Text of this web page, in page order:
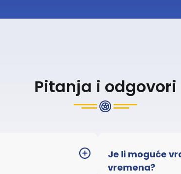
Pitanja i odgovori
Je li moguće
vremena?